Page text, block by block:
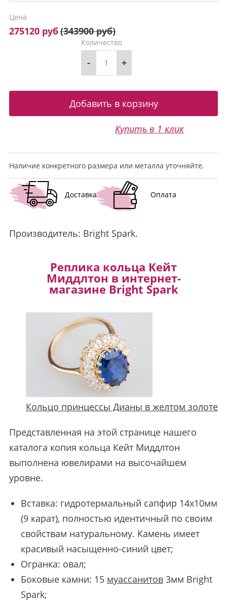
Цена
275120 руб(343900 руб)
Количество
- +
Купить в 1 клик
Наличие конкретного размера или металла уточняйте.
Доставка Оплата
Производитель: Bright Spark.
Реплика кольца Кейт
Миддлтон в интернет-
магазине Bright Spark
Кольцо принцессы Дианы в желтом золоте
Представленная на этой странице нашего
каталога копия кольца Кейт Миддлтон
выполнена ювелирами на высочайшем
уровне.
Вставка: гидротермальный сапфир 14х10мм
(9 карат), полностью идентичный по своим
свойствам натуральному. Камень имеет
красивый насыщенно-синий цвет;
Огранка: овал;
Боковые камни: 15 муассанитов3мм Bright
Spark;